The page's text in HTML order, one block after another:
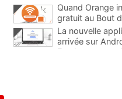
Quand Orange
gratuit au Bout
La nouvelle
arrivée sur
Freebox, testez la